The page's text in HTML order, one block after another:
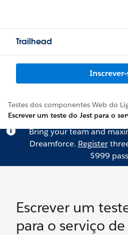
Trailhead
Inscrever-
Testes dos componentes Web do
Escrever um teste do Jest para o
Bring your team and
Dreamforce. Register
$999
Escrever um
para o serviço